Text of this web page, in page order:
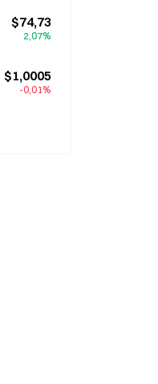
$74,73
2,07%
$1,0005
-0,01%